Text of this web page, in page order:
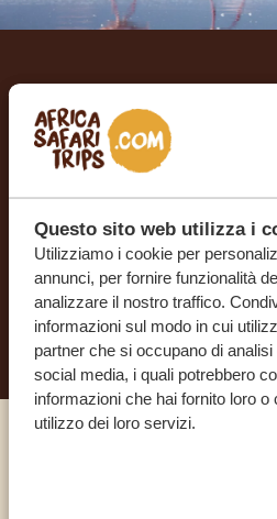
Questo sito web utilizza i
Utilizziamo i cookie per
annunci, per fornire funzionalità
analizzare il nostro traffico.
informazioni sul modo in cui
partner che si occupano di
social media, i quali potrebbero
informazioni che hai fornito loro
utilizzo dei loro servizi.
Creiamo il
RICEVI UN PREVENTIVO
INIZIA A PIANIFICARE IL
SOGNI